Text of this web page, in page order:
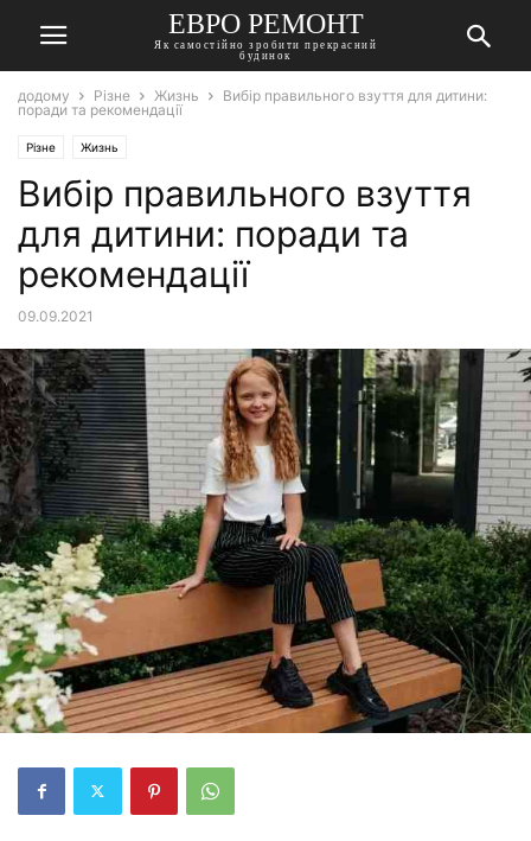
ЕВРО РЕМОНТ
Як самостійно зробити прекрасний
будинок
додому Різне Жизнь
Вибір правильного взуття для дитини:
поради та рекомендації
Різне Жизнь
Вибір правильного взуття
для дитини: поради та
рекомендації
09.09.2021